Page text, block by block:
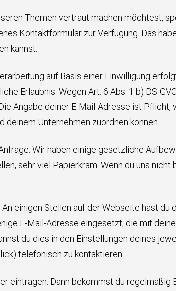
Themen vertraut machen möchtest,
Kontaktformular zur Verfügung. Das
kannst.
auf Basis einer Einwilligung
Erlaubnis. Wegen Art. 6 Abs. 1 b) DS-
Angabe deiner E-Mail-Adresse ist Pflicht,
Unternehmen zuordnen können.
Wir haben einige gesetzliche
sehr viel Papierkram. Wenn du uns
einigen Stellen auf der Webseite hast du
E-Mail-Adresse eingesetzt, die mit
du dies in den Einstellungen deines
telefonisch zu kontaktieren.
eintragen. Dann bekommst du regelmäßig